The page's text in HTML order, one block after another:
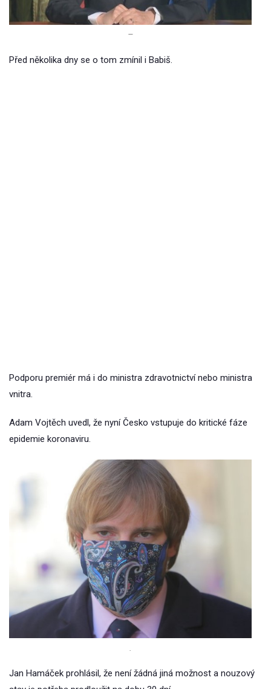
–
Před několika dny se o tom zmínil i Babiš.
Podporu premiér má i do ministra zdravotnictví nebo ministra
vnitra.
Adam Vojtěch uvedl, že nyní Česko vstupuje do kritické fáze
epidemie koronaviru.
Jan Hamáček prohlásil, že není žádná jiná možnost a nouzový